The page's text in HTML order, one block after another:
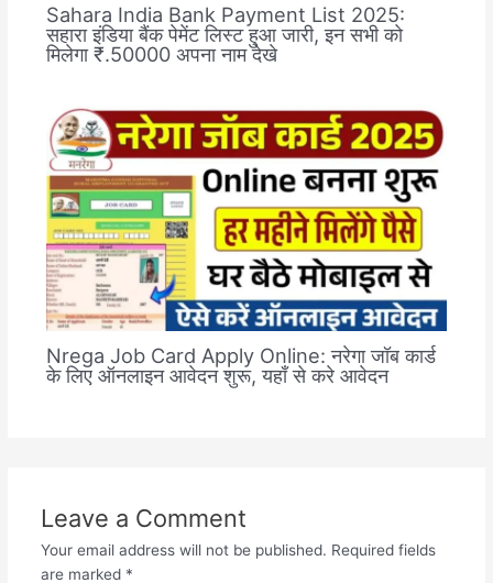
Sahara India Bank Payment List 2025:
सहारा इंडिया बैंक पेमेंट लिस्ट हुआ जारी, इन सभी को
मिलेगा ₹.50000 अपना नाम देखे
Nrega Job Card Apply Online: नरेगा जॉब कार्ड
के लिए ऑनलाइन आवेदन शुरू, यहाँ से करे आवेदन
Leave a Comment
Your email address will not be published. Required fields
are marked *